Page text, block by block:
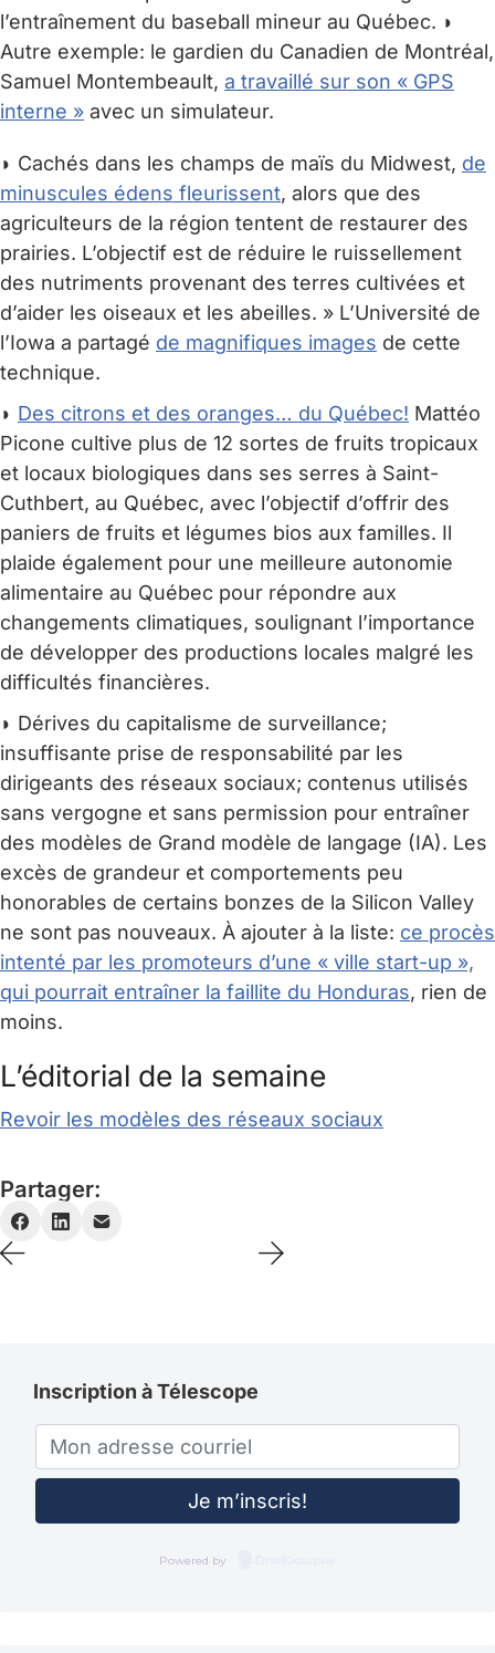
l’entraînement du baseball mineur au Québec. ◗
Autre exemple: le gardien du Canadien de Montréal,
Samuel Montembeault, a travaillé sur son « GPS
interne » avec un simulateur.
◗ Cachés dans les champs de maïs du Midwest, de
minuscules édens fleurissent, alors que des
agriculteurs de la région tentent de restaurer des
prairies. L’objectif est de réduire le ruissellement
des nutriments provenant des terres cultivées et
d’aider les oiseaux et les abeilles. » L’Université de
l’Iowa a partagé de magnifiques images de cette
technique.
◗ Des citrons et des oranges… du Québec! Mattéo
Picone cultive plus de 12 sortes de fruits tropicaux
et locaux biologiques dans ses serres à Saint-
Cuthbert, au Québec, avec l’objectif d’offrir des
paniers de fruits et légumes bios aux familles. Il
plaide également pour une meilleure autonomie
alimentaire au Québec pour répondre aux
changements climatiques, soulignant l’importance
de développer des productions locales malgré les
difficultés financières.
◗ Dérives du capitalisme de surveillance;
insuffisante prise de responsabilité par les
dirigeants des réseaux sociaux; contenus utilisés
sans vergogne et sans permission pour entraîner
des modèles de Grand modèle de langage (IA). Les
excès de grandeur et comportements peu
honorables de certains bonzes de la Silicon Valley
ne sont pas nouveaux. À ajouter à la liste: ce procès
intenté par les promoteurs d’une « ville start-up »,
qui pourrait entraîner la faillite du Honduras, rien de
moins.
L’éditorial de la semaine
Revoir les modèles des réseaux sociaux
Partager:
Inscription à Télescope
Powered by